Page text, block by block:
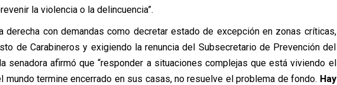
la violencia o la delincuencia”.
derecha con demandas como decretar estado de excepción en zonas críticas,
de Carabineros y exigiendo la renuncia del Subsecretario de Prevención del
senadora afirmó que “responder a situaciones complejas que está viviendo el
mundo termine encerrado en sus casas, no resuelve el problema de fondo. Hay